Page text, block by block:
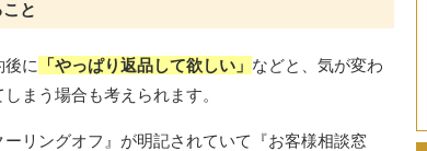
と
後に 「やっぱり返品して欲しい」 などと、気が変わ
しまう場合も考えられます。
ーリングオフ』が明記されていて『お客様相談窓